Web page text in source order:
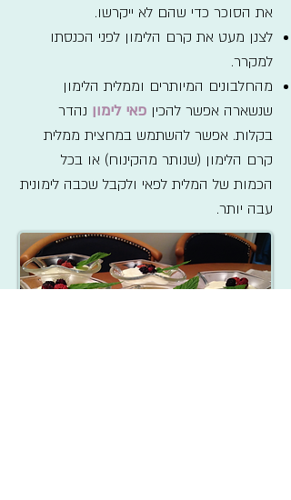
את הסוכר כדי שהם לא ייקרשו.
לצנן מעט את קרם הלימון לפני הכנסתו
למקרר.
מהחלבונים המיותרים וממלית הלימון
שנשארה אפשר להכין פאי לימון נהדר
בקלות. אפשר להשתמש במחצית ממלית
קרם הלימון (שנותר מהקינוח) או בכל
הכמות של המלית לפאי ולקבל שכבה לימונית
עבה יותר.